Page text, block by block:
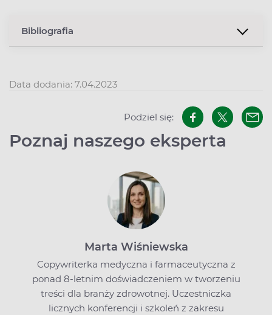
Bibliografia
Data dodania: 7.04.2023
Podziel się:
Poznaj naszego eksperta
Marta Wiśniewska
Copywriterka medyczna i farmaceutyczna z
ponad 8-letnim doświadczeniem w tworzeniu
treści dla branży zdrowotnej. Uczestniczka
licznych konferencji i szkoleń z zakresu